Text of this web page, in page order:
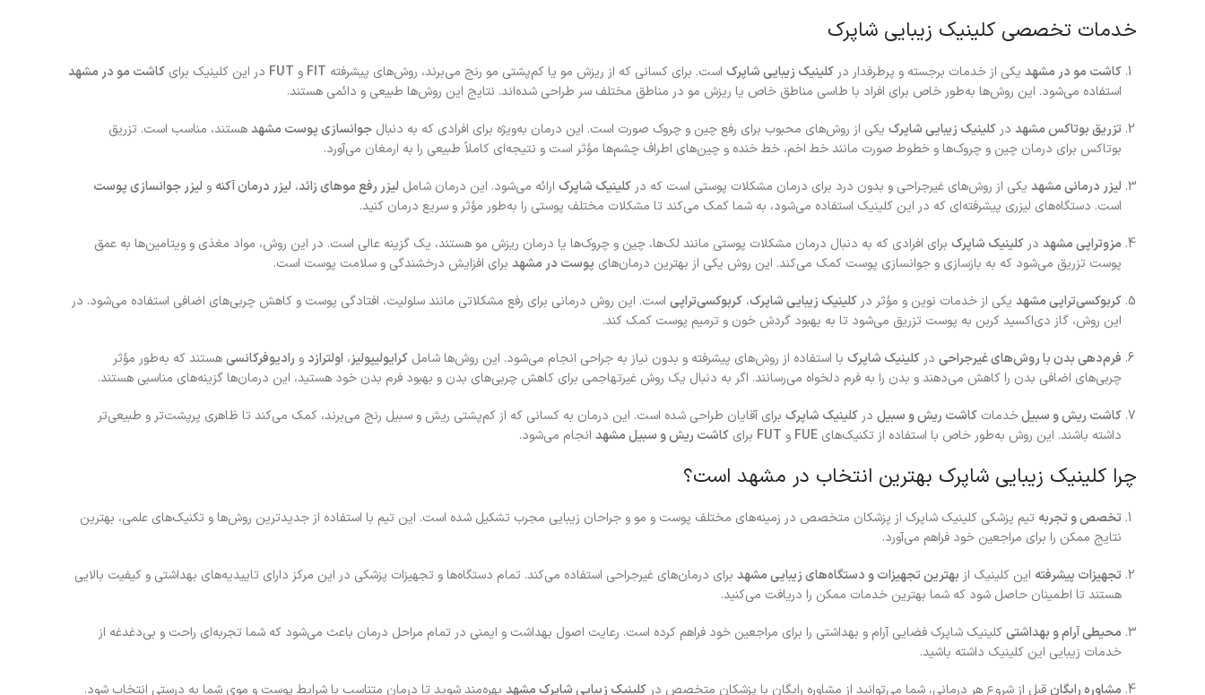
خدمات تخصصی کلینیک زیبایی شاپرک
کاشت مو در مشهد یکی از خدمات برجسته و پرطرفدار در کلینیک زیبایی شاپرک است. برای کسانی که از ریزش مو یا کم‌پشتی مو رنج می‌برند، روش‌های پیشرفته FIT و FUT در این کلینیک برای کاشت مو در مشهد
استفاده می‌شود. این روش‌ها به‌طور خاص برای افراد با طاسی مناطق خاص یا ریزش مو در مناطق مختلف سر طراحی شده‌اند. نتایج این روش‌ها طبیعی و دائمی هستند.
تزریق بوتاکس مشهد در کلینیک زیبایی شاپرک یکی از روش‌های محبوب برای رفع چین و چروک صورت است. این درمان به‌ویژه برای افرادی که به دنبال جوانسازی پوست مشهدهستند، مناسب است. تزریق
بوتاکس برای درمان چین و چروک‌ها و خطوط صورت مانند خط اخم، خط خنده و چین‌های اطراف چشم‌ها مؤثر است و نتیجه‌ای کاملاً طبیعی را به ارمغان می‌آورد.
لیزر درمانی مشهد یکی از روش‌های غیرجراحی و بدون درد برای درمان مشکلات پوستی است که در کلینیک شاپرک ارائه می‌شود. این درمان شامل لیزر رفع موهای زائد، لیزر درمان آکنه و لیزر جوانسازی پوست
است. دستگاه‌های لیزری پیشرفته‌ای که در این کلینیک استفاده می‌شود، به شما کمک می‌کند تا مشکلات مختلف پوستی را به‌طور مؤثر و سریع درمان کنید.
مزوتراپی مشهد در کلینیک شاپرک برای افرادی که به دنبال درمان مشکلات پوستی مانند لک‌ها، چین و چروک‌ها یا درمان ریزش مو هستند، یک گزینه عالی است. در این روش، مواد مغذی و ویتامین‌ها به عمق
پوست تزریق می‌شود که به بازسازی و جوانسازی پوست کمک می‌کند. این روش یکی از بهترین درمان‌های پوست در مشهد برای افزایش درخشندگی و سلامت پوست است.
کربوکسی‌تراپی مشهد یکی از خدمات نوین و مؤثر در کلینیک زیبایی شاپرک، کربوکسی‌تراپی است. این روش درمانی برای رفع مشکلاتی مانند سلولیت، افتادگی پوست و کاهش چربی‌های اضافی استفاده می‌شود. در
این روش، گاز دی‌اکسید کربن به پوست تزریق می‌شود تا به بهبود گردش خون و ترمیم پوست کمک کند.
فرم‌دهی بدن با روش‌های غیرجراحی در کلینیک شاپرک با استفاده از روش‌های پیشرفته و بدون نیاز به جراحی انجام می‌شود. این روش‌ها شامل کرایولیپولیز، اولترازد و رادیوفرکانسیهستند که به‌طور مؤثر
چربی‌های اضافی بدن را کاهش می‌دهند و بدن را به فرم دلخواه می‌رسانند. اگر به دنبال یک روش غیرتهاجمی برای کاهش چربی‌های بدن و بهبود فرم بدن خود هستید، این درمان‌ها گزینه‌های مناسبی هستند.
کاشت ریش و سبیلخدمات کاشت ریش و سبیل در کلینیک شاپرک برای آقایان طراحی شده است. این درمان به کسانی که از کم‌پشتی ریش و سبیل رنج می‌برند، کمک می‌کند تا ظاهری پرپشت‌تر و طبیعی‌تر
داشته باشند. این روش به‌طور خاص با استفاده از تکنیک‌های FUE و FUT برای کاشت ریش و سبیل مشهد انجام می‌شود.
چرا کلینیک زیبایی شاپرک بهترین انتخاب در مشهد است؟
تخصص و تجربه تیم پزشکی کلینیک شاپرک از پزشکان متخصص در زمینه‌های مختلف پوست و مو و جراحان زیبایی مجرب تشکیل شده است. این تیم با استفاده از جدیدترین روش‌ها و تکنیک‌های علمی، بهترین
نتایج ممکن را برای مراجعین خود فراهم می‌آورد.
تجهیزات پیشرفته این کلینیک از بهترین تجهیزات و دستگاه‌های زیبایی مشهد برای درمان‌های غیرجراحی استفاده می‌کند. تمام دستگاه‌ها و تجهیزات پزشکی در این مرکز دارای تاییدیه‌های بهداشتی و کیفیت بالایی
هستند تا اطمینان حاصل شود که شما بهترین خدمات ممکن را دریافت می‌کنید.
محیطی آرام و بهداشتیکلینیک شاپرک فضایی آرام و بهداشتی را برای مراجعین خود فراهم کرده است. رعایت اصول بهداشت و ایمنی در تمام مراحل درمان باعث می‌شود که شما تجربه‌ای راحت و بی‌دغدغه از
خدمات زیبایی این کلینیک داشته باشید.
مشاوره رایگانقبل از شروع هر درمانی، شما می‌توانید از مشاوره رایگان با پزشکان متخصص در کلینیک زیبایی شاپرک مشهد بهره‌مند شوید تا درمان متناسب با شرایط پوست و موی شما به درستی انتخاب شود.